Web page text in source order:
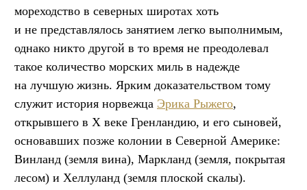
мореходство в северных широтах хоть
и не представлялось занятием легко выполнимым,
однако никто другой в то время не преодолевал
такое количество морских миль в надежде
на лучшую жизнь. Ярким доказательством тому
служит история норвежца Эрика Рыжего,
открывшего в X веке Гренландию, и его сыновей,
основавших позже колонии в Северной Америке:
Винланд (земля вина), Маркланд (земля, покрытая
лесом) и Хеллуланд (земля плоской скалы).